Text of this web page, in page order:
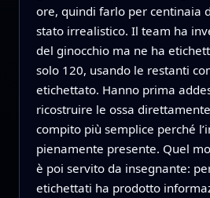
ore, quindi farlo per centinaia
stato irrealistico. Il team ha
del ginocchio ma ne ha
solo 120, usando le restanti
etichettato. Hanno prima
ricostruire le ossa
compito più semplice perché
pienamente presente. Quel
è poi servito da insegnante:
etichettati ha prodotto